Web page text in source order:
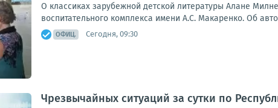
О классиках зарубежной детской литературы Алане
воспитательного комплекса имени А.С. Макаренко. Об
ОФИЦ. Сегодня, 09:30
Чрезвычайных ситуаций за сутки по